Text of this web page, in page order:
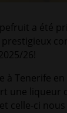
a été
26!
à Tenerife
une liqueur
celle-ci